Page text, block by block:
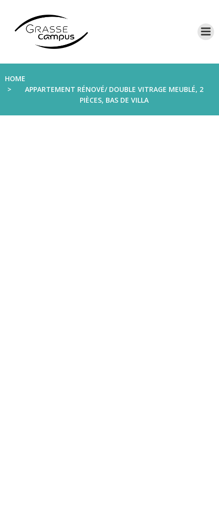
HOME
APPARTEMENT RÉNOVÉ/ DOUBLE VITRAGE MEUBLÉ, 2
PIÈCES, BAS DE VILLA